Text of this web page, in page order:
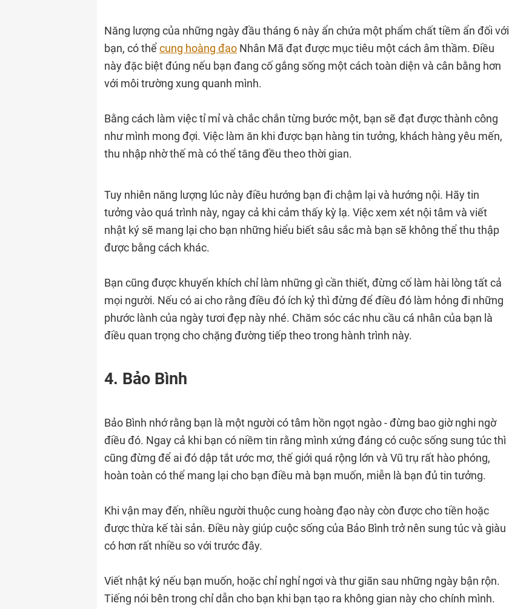
Năng lượng của những ngày đầu tháng 6 này ẩn chứa một phẩm chất tiềm ẩn đối với
bạn, có thể cung hoàng đạo Nhân Mã đạt được mục tiêu một cách âm thầm. Điều
này đặc biệt đúng nếu bạn đang cố gắng sống một cách toàn diện và cân bằng hơn
với môi trường xung quanh mình.
Bằng cách làm việc tỉ mỉ và chắc chắn từng bước một, bạn sẽ đạt được thành công
như mình mong đợi. Việc làm ăn khi được bạn hàng tin tưởng, khách hàng yêu mến,
thu nhập nhờ thế mà có thể tăng đều theo thời gian.
Tuy nhiên năng lượng lúc này điều hướng bạn đi chậm lại và hướng nội. Hãy tin
tưởng vào quá trình này, ngay cả khi cảm thấy kỳ lạ. Việc xem xét nội tâm và viết
nhật ký sẽ mang lại cho bạn những hiểu biết sâu sắc mà bạn sẽ không thể thu thập
được bằng cách khác.
Bạn cũng được khuyến khích chỉ làm những gì cần thiết, đừng cố làm hài lòng tất cả
mọi người. Nếu có ai cho rằng điều đó ích kỷ thì đừng để điều đó làm hỏng đi những
phước lành của ngày tươi đẹp này nhé. Chăm sóc các nhu cầu cá nhân của bạn là
điều quan trọng cho chặng đường tiếp theo trong hành trình này.
4. Bảo Bình
Bảo Bình nhớ rằng bạn là một người có tâm hồn ngọt ngào - đừng bao giờ nghi ngờ
điều đó. Ngay cả khi bạn có niềm tin rằng mình xứng đáng có cuộc sống sung túc thì
cũng đừng để ai đó dập tắt ước mơ, thế giới quá rộng lớn và Vũ trụ rất hào phóng,
hoàn toàn có thể mang lại cho bạn điều mà bạn muốn, miễn là bạn đủ tin tưởng.
Khi vận may đến, nhiều người thuộc cung hoàng đạo này còn được cho tiền hoặc
được thừa kế tài sản. Điều này giúp cuộc sống của Bảo Bình trở nên sung túc và giàu
có hơn rất nhiều so với trước đây.
Viết nhật ký nếu bạn muốn, hoặc chỉ nghỉ ngơi và thư giãn sau những ngày bận rộn.
Tiếng nói bên trong chỉ dẫn cho bạn khi bạn tạo ra không gian này cho chính mình.